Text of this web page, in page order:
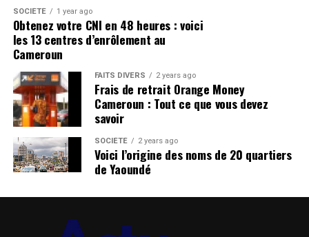
SOCIÉTÉ 1 year ago
Obtenez votre CNI en 48 heures : voici
les 13 centres d’enrôlement au
Cameroun
FAITS DIVERS 2 years ago
Frais de retrait Orange Money
Cameroun : Tout ce que vous devez
savoir
SOCIÉTÉ 2 years ago
Voici l’origine des noms de 20 quartiers
de Yaoundé